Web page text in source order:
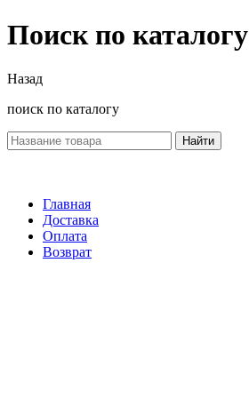
Поиск по каталогу
Назад
поиск по каталогу
Найти
Главная
Доставка
Оплата
Возврат